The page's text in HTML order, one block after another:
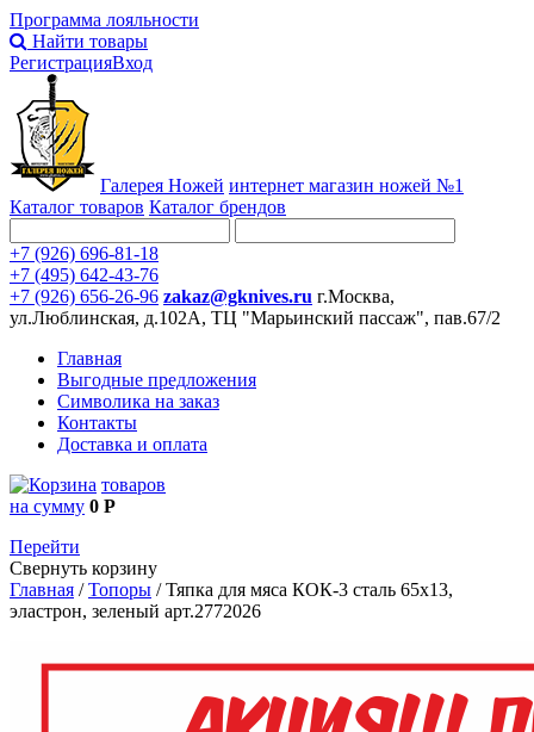
Программа лояльности
Найти товары
РегистрацияВход
Галерея Ножей интернет магазин ножей №1
Каталог товаров Каталог брендов
+7 (926) 696-81-18
+7 (495) 642-43-76
+7 (926) 656-26-96 zakaz@gknives.ru г.Москва,
ул.Люблинская, д.102А, ТЦ "Марьинский пассаж", пав.67/2
Главная
Выгодные предложения
Символика на заказ
Контакты
Доставка и оплата
товаров
на сумму 0 Р
Перейти
Свернуть корзину
Главная /Топоры /Тяпка для мяса КОК-3 сталь 65х13,
эластрон, зеленый арт.2772026